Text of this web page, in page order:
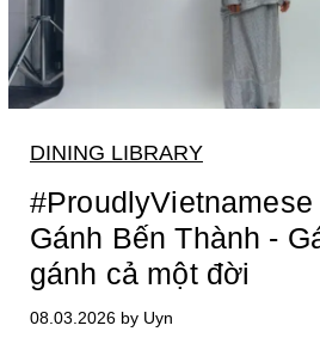
DINING LIBRARY
#ProudlyVietnamese
Gánh Bến Thành -
gánh cả một đời
08.03.2026 by Uyn